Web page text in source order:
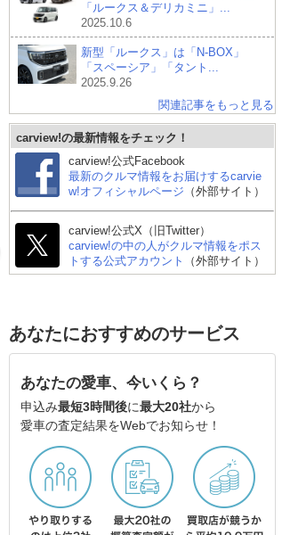
「ルークス＆デリカミニ」...
2025.10.6
新型「ルークス」は「N-BOX」
「スペーシア」「タント...
2025.9.26
関連記事をもっと見る
carview!の最新情報をチェック！
carview!公式Facebook
最新のクルマ情報をお届けするcarvie
w!オフィシャルページ （外部サイト）
carview!公式X（旧Twitter）
carview!の中の人がクルマ情報をポス
トする公式アカウント
（外部サイト）
あなたにおすすめのサービス
あなたの愛車、今いくら？
申込み最短3時間後に最大20社から
愛車の査定結果をWebでお知らせ！